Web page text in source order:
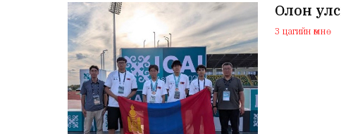
Олон
3 цагийн өмнө